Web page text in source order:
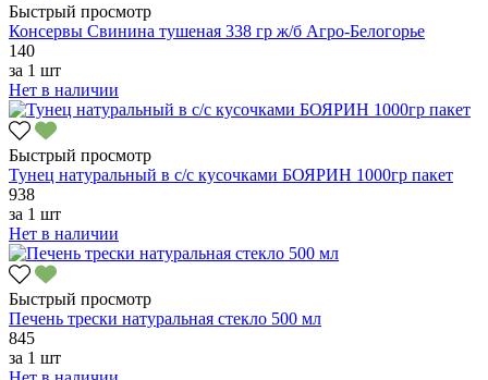
Быстрый просмотр
Консервы Свинина тушеная 338 гр ж/б Агро-Белогорье
140
за 1 шт
Нет в наличии
Быстрый просмотр
Тунец натуральный в с/с кусочками БОЯРИН 1000гр пакет
938
за 1 шт
Нет в наличии
Быстрый просмотр
Печень трески натуральная стекло 500 мл
845
за 1 шт